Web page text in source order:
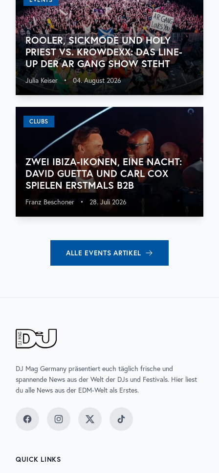
ROOLER, SICKMODE UND HOLY
PRIEST VS. KROWDEXX: DAS LINE-
UP DER AR GANG SHOW STEHT
Julia Keiser • 04. August 2026
CLUBS
ZWEI IBIZA-IKONEN, EINE NACHT:
DAVID GUETTA UND CARL COX
SPIELEN ERSTMALS B2B
Franz Beschoner • 28. Juli 2026
ALLE EVENTS ARTIKEL
DJ Mag Germany präsentiert euch täglich frische und
spannende News aus der Welt der DJs und Festivals. Hier liest
du alle News aus der EDM-Welt als Erstes.
FacebookInstagramTwitter TikTok
QUICK LINKS